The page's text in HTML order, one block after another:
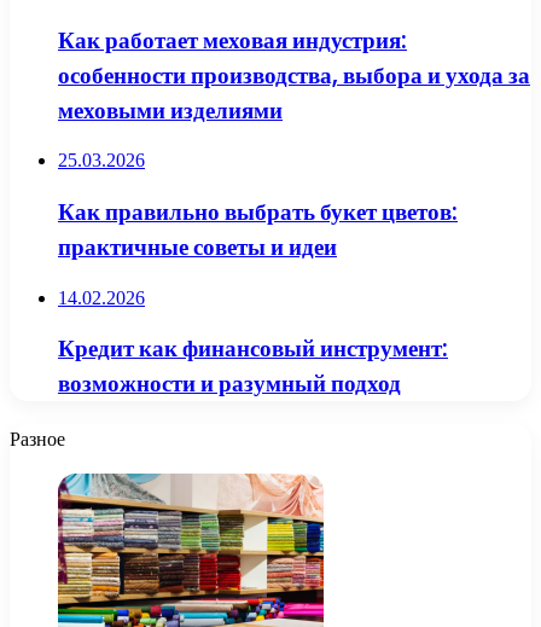
Как работает меховая индустрия:
особенности производства, выбора и ухода за
меховыми изделиями
25.03.2026
Как правильно выбрать букет цветов:
практичные советы и идеи
14.02.2026
Кредит как финансовый инструмент:
возможности и разумный подход
Разное